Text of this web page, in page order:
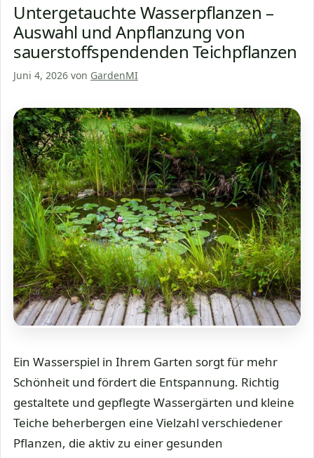
Untergetauchte Wasserpflanzen –
Auswahl und Anpflanzung von
sauerstoffspendenden Teichpflanzen
Juni 4, 2026 von GardenMI
Ein Wasserspiel in Ihrem Garten sorgt für mehr
Schönheit und fördert die Entspannung. Richtig
gestaltete und gepflegte Wassergärten und kleine
Teiche beherbergen eine Vielzahl verschiedener
Pflanzen, die aktiv zu einer gesunden